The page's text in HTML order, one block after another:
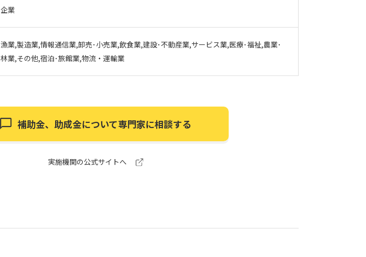
企業
漁業,製造業,情報通信業,卸売･小売業,飲食業,建設･不動産業,サービス業,医療･福祉,農業･
林業,その他,宿泊･旅館業,物流・運輸業
補助金、助成金について専門家に相談する
実施機関の公式サイトへ